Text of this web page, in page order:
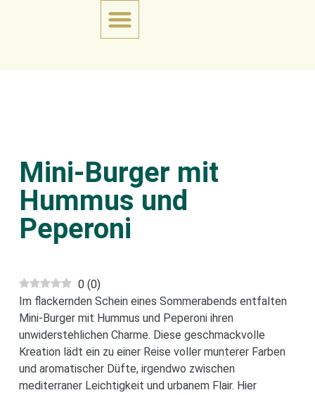
Mini-Burger mit
Hummus und
Peperoni
0 (0)
Im flackernden Schein eines Sommerabends entfalten
Mini-Burger mit Hummus und Peperoni ihren
unwiderstehlichen Charme. Diese geschmackvolle
Kreation lädt ein zu einer Reise voller munterer Farben
und aromatischer Düfte, irgendwo zwischen
mediterraner Leichtigkeit und urbanem Flair. Hier